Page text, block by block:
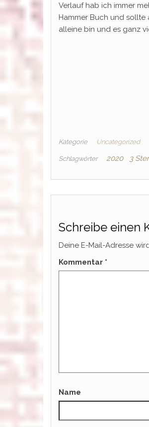
Verlauf hab ich immer
Hammer Buch und sollte
alleine bin und es ganz
Kategorie Uncategorized
Schlagwörter 2020 3
Schreibe einen
Deine E-Mail-Adresse
Kommentar *
Name